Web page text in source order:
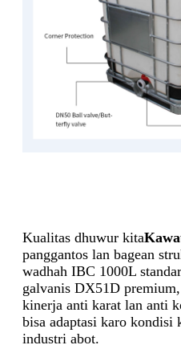
Kualitas dhuwur kita
panggantos lan bagean
wadhah IBC 1000L
galvanis DX51D
kinerja anti karat lan anti
bisa adaptasi karo kondisi
industri abot.